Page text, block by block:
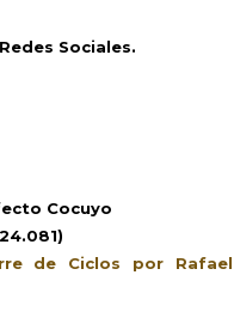
Sociales.
Cocuyo
de Ciclos por Rafael